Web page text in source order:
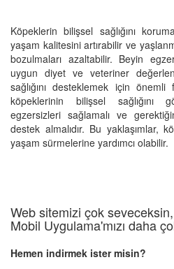
Köpeklerin bilişsel sağlığını
yaşam kalitesini artırabilir ve
bozulmaları azaltabilir. Beyin
uygun diyet ve veteriner
sağlığını desteklemek için
köpeklerinin bilişsel sağlığını
egzersizleri sağlamalı ve
destek almalıdır. Bu yaklaşımlar,
yaşam sürmelerine yardımcı olabilir.
Web sitemizi çok
Mobil Uygulama'mızı daha
Hemen indirmek ister misin?